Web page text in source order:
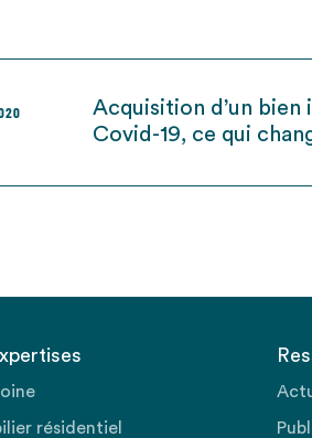
Acquisition d’un
Covid-19, ce qui
résidentiel